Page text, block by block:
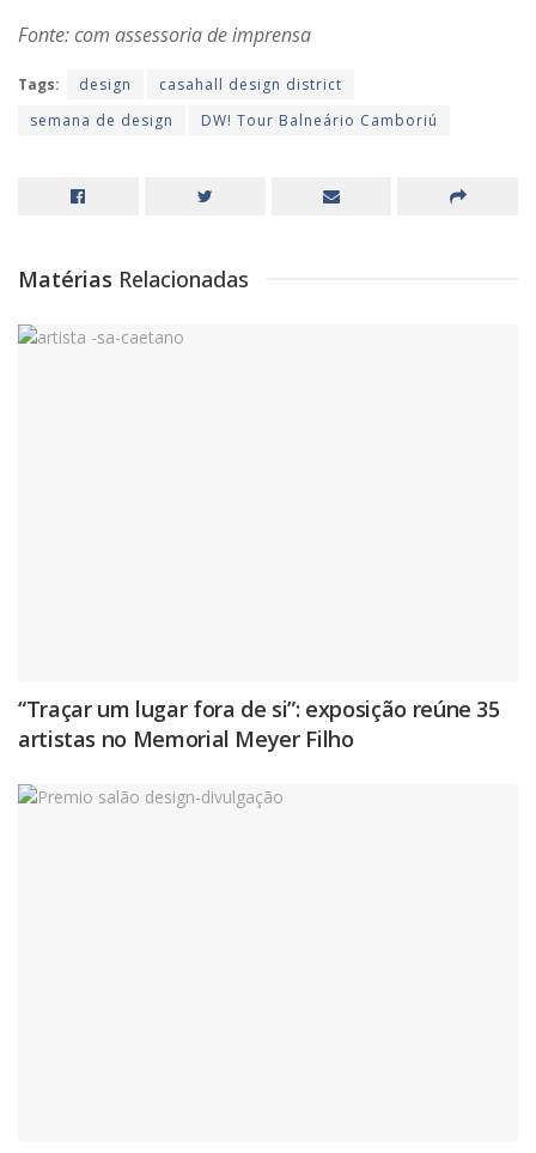
Fonte: com assessoria de imprensa
Tags: design
casahall design district
semana de design
DW! Tour Balneário Camboriú
Matérias Relacionadas
“Traçar um lugar fora de si”: exposição reúne 35
artistas no Memorial Meyer Filho